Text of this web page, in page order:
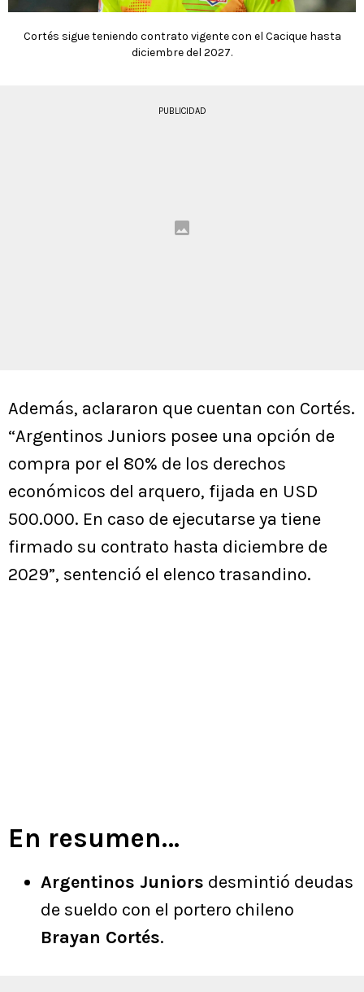
Cortés sigue teniendo contrato vigente con el Cacique hasta
diciembre del 2027.
PUBLICIDAD
Además, aclararon que cuentan con Cortés.
“Argentinos Juniors posee una opción de
compra por el 80% de los derechos
económicos del arquero, fijada en USD
500.000. En caso de ejecutarse ya tiene
firmado su contrato hasta diciembre de
2029”, sentenció el elenco trasandino.
En resumen…
Argentinos Juniors desmintió deudas
de sueldo con el portero chileno
Brayan Cortés.